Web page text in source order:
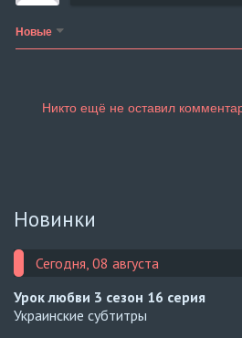
Новые
Новинки
Сегодня, 08 августа
Урок любви 3 сезон 16 серия
Украинские субтитры